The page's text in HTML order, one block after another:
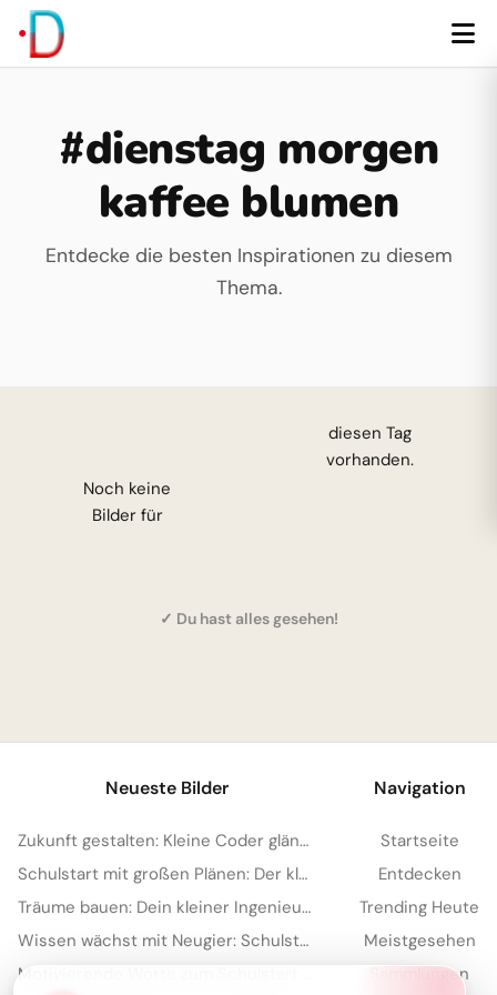
#dienstag morgen
kaffee blumen
Entdecke die besten Inspirationen zu diesem
Thema.
Noch keine
Bilder für
diesen Tag
vorhanden.
✓ Du hast alles gesehen!
Neueste Bilder
Zukunft gestalten: Kleine Coder glänzen für Instagram
Schulstart mit großen Plänen: Der kleine Architekt erobert Pinterest!
Träume bauen: Dein kleiner Ingenieur startet durch – perfekt für WhatsApp!
Wissen wächst mit Neugier: Schulstart-Impulse, perfekt für Threads
Navigation
Startseite
Entdecken
Trending Heute
Meistgesehen
Sammlungen